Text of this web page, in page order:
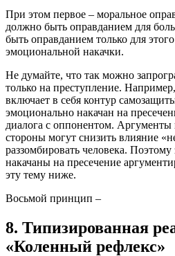
При этом первое – моральное
должно быть оправданием для
быть оправданием только для
эмоциональной накачки.
Не думайте, что так можно
только на преступление.
включает в себя контур
эмоционально накачан на
диалога с оппонентом.
стороны могут снизить влияние
раззомбировать человека.
накачаны на пресечение
эту тему ниже.
Восьмой принцип –
8. Типизированная
«Коленный рефлекс»